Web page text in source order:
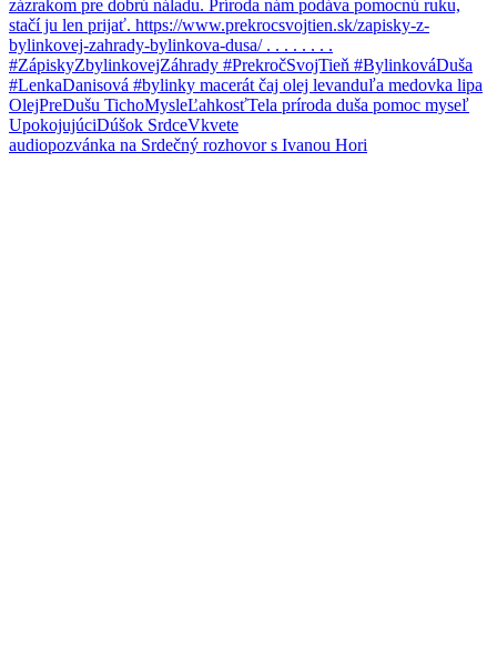
audiopozvánka na Srdečný rozhovor s Ivanou Hori